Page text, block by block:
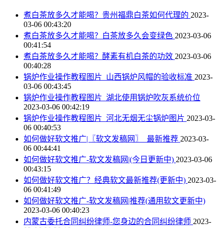
煮白茶放多久才能喝？贵州福鼎白茶如何代理的 2023-
03-06 00:43:20
煮白茶放多久才能喝？白茶放多久会变绿色 2023-03-06
00:41:54
煮白茶放多久才能喝？酵素有机白茶的功效 2023-03-06
00:40:28
锅炉作业操作教程图片_山西锅炉风帽的验收标准 2023-
03-06 00:43:45
锅炉作业操作教程图片_湖北使用锅炉吹灰系统价位
2023-03-06 00:42:19
锅炉作业操作教程图片_河北无烟无尘锅炉图片 2023-03-
06 00:40:53
如何做好软文推广|〖软文发稿网〗_最新推荐 2023-03-
06 00:44:41
如何做好软文推广-软文发稿网|(今日更新中) 2023-03-06
00:43:15
如何做好软文推广？经典软文最新推荐(更新中) 2023-03-
06 00:41:49
如何做好软文推广-软文发稿网|推荐(通用软文更新中)
2023-03-06 00:40:23
内蒙古委托合同纠纷律师-您身边的合同纠纷律师 2023-